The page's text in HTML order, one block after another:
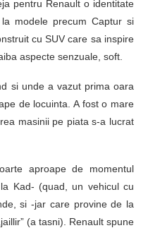
pentru Renault o identitate
modele precum Captur si
cu SUV care sa inspire
aspecte senzuale, soft.
si unde a vazut prima oara
de locuinta. A fost o mare
masinii pe piata s-a lucrat
aproape de momentul
Kad- (quad, un vehicul cu
si -jar care provine de la
(a tasni). Renault spune